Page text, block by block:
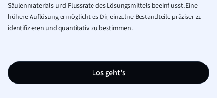
Säulenmaterials und Flussrate des Lösungsmittels beeinflusst. Eine
höhere Auflösung ermöglicht es Dir, einzelne Bestandteile präziser zu
identifizieren und quantitativ zu bestimmen.
Los geht’s